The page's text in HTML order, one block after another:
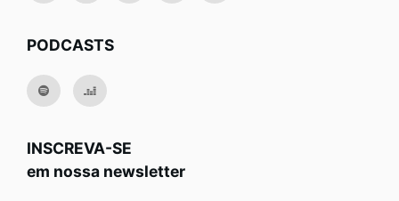
PODCASTS
INSCREVA-SE
em nossa newsletter